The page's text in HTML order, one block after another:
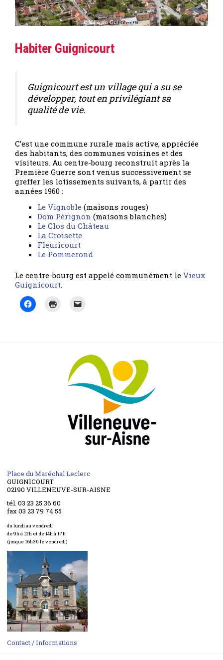
Habiter Guignicourt
Guignicourt est un village qui a su se
développer, tout en privilégiant sa
qualité de vie.
C’est une commune rurale mais active, appréciée
des habitants, des communes voisines et des
visiteurs. Au centre-bourg reconstruit après la
Première Guerre sont venus successivement se
greffer les lotissements suivants, à partir des
années 1960 :
Le Vignoble (maisons rouges)
Dom Pérignon (maisons blanches)
Le Clos du Château
La Croisette
Fleuricourt
Le Pommerond
Le centre-bourg est appelé communément le Vieux
Guignicourt.
Place du Maréchal Leclerc
GUIGNICOURT
02190 VILLENEUVE-SUR-AISNE
tél. 03 23 25 36 60
fax 03 23 79 74 55
du lundi au vendredi
de 9h à 12h et de 14h à 17h
(jusque 16h30 le vendredi)
Contact / Informations